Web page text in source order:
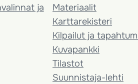
ja
Materiaalit
Karttarekisteri
Kilpailut ja
Kuvapankki
Tilastot
Suunnistaja-lehti